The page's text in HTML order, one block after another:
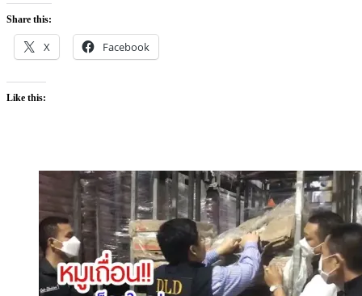
Share this:
X Facebook
Like this: